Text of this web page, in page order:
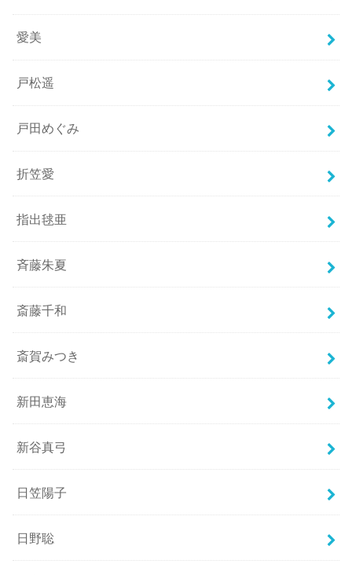
愛美
戸松遥
戸田めぐみ
折笠愛
指出毬亜
斉藤朱夏
斎藤千和
斎賀みつき
新田恵海
新谷真弓
日笠陽子
日野聡